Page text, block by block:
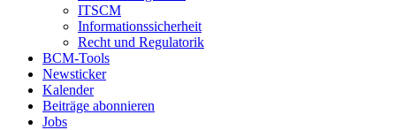
ITSCM
Informationssicherheit
Recht und Regulatorik
BCM-Tools
Newsticker
Kalender
Beiträge abonnieren
Jobs